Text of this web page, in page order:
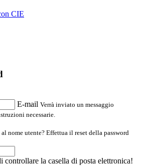
CIE
E-mail Verrà inviato un messaggio
necessarie.
nome utente? Effettua il reset della password
controllare la casella di posta elettronica!